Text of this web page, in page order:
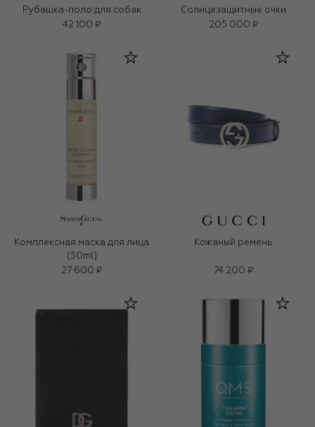
Рубашка-поло для собак
42 100 ₽
Солнцезащитные очки
205 000 ₽
Комплексная маска для лица
(50ml)
27 600 ₽
Кожаный ремень
74 200 ₽